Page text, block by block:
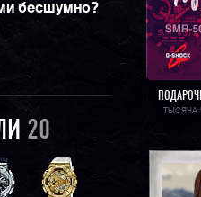
бесшумно?
20